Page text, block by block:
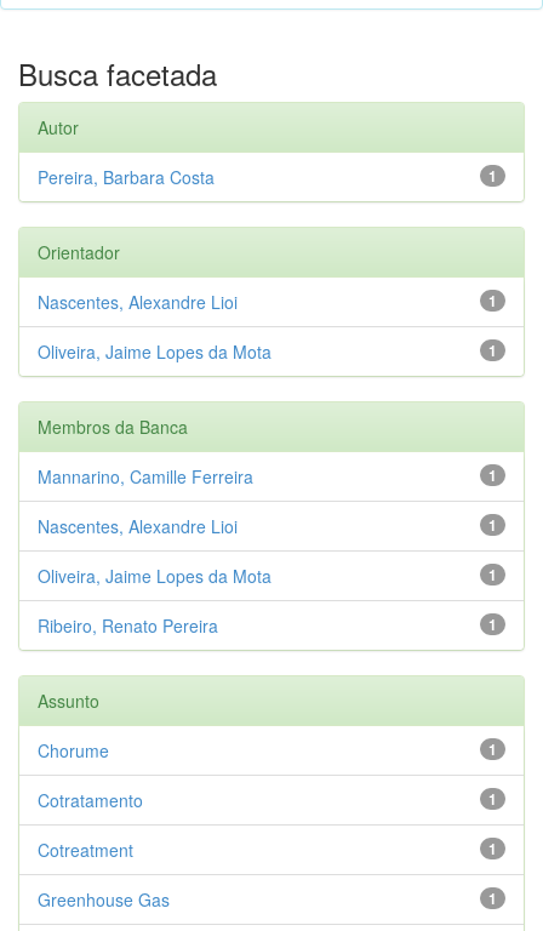
Busca facetada
Autor
1
Pereira, Barbara Costa
Orientador
1
Nascentes, Alexandre Lioi
1
Oliveira, Jaime Lopes da Mota
Membros da Banca
1
Mannarino, Camille Ferreira
1
Nascentes, Alexandre Lioi
1
Oliveira, Jaime Lopes da Mota
1
Ribeiro, Renato Pereira
Assunto
1
Chorume
1
Cotratamento
1
Cotreatment
1
Greenhouse Gas